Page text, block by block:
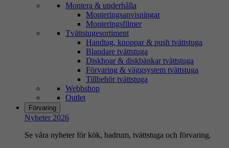
Montera & underhålla
Monteringsanvisningar
Monteringsfilmer
Tvättstugesortiment
Handtag, knoppar & push tvättstuga
Blandare tvättstuga
Diskhoar & diskbänkar tvättstuga
Förvaring & väggsystem tvättstuga
Tillbehör tvättstuga
Webbshop
Outlet
Förvaring
Nyheter 2026
Se våra nyheter för kök, badrum, tvättstuga och förvaring.